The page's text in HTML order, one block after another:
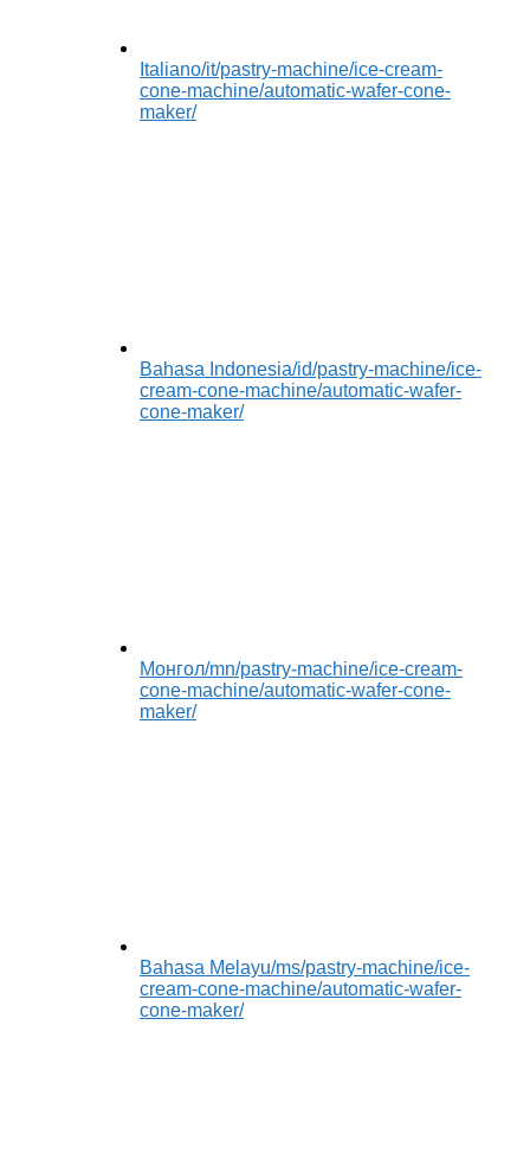
Italiano/it/pastry-machine/ice-cream-
cone-machine/automatic-wafer-cone-
maker/
Bahasa Indonesia/id/pastry-machine/ice-
cream-cone-machine/automatic-wafer-
cone-maker/
Монгол/mn/pastry-machine/ice-cream-
cone-machine/automatic-wafer-cone-
maker/
Bahasa Melayu/ms/pastry-machine/ice-
cream-cone-machine/automatic-wafer-
cone-maker/